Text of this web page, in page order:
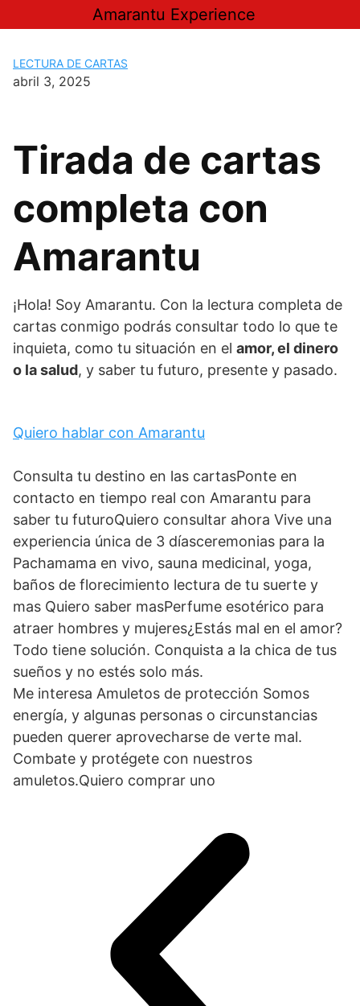
al
Amarantu Experience
LECTURA DE CARTAS
abril 3, 2025
Tirada de cartas
completa con
Amarantu
¡Hola! Soy Amarantu. Con la lectura completa de
cartas conmigo podrás consultar todo lo que te
inquieta, como tu situación en el amor, el dinero
o la salud, y saber tu futuro, presente y pasado.
Quiero hablar con Amarantu
Consulta tu destino en las cartasPonte en
contacto en tiempo real con Amarantu para
saber tu futuroQuiero consultar ahora Vive una
experiencia única de 3 díasceremonias para la
Pachamama en vivo, sauna medicinal, yoga,
baños de florecimiento lectura de tu suerte y
mas Quiero saber masPerfume esotérico para
atraer hombres y mujeres¿Estás mal en el amor?
Todo tiene solución. Conquista a la chica de tus
sueños y no estés solo más.
Me interesa Amuletos de protección Somos
energía, y algunas personas o circunstancias
pueden querer aprovecharse de verte mal.
Combate y protégete con nuestros
amuletos.Quiero comprar uno